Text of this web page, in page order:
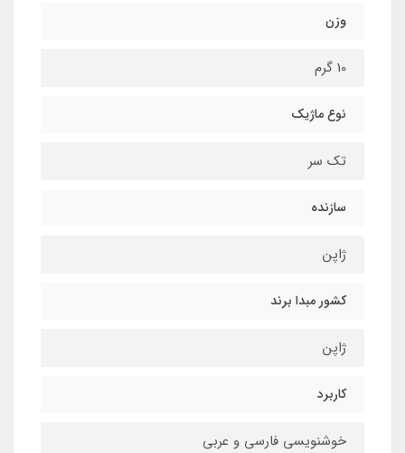
وزن
10 گرم
نوع ماژیک
تک سر
سازنده
ژاپن
کشور مبدا برند
ژاپن
کاربرد
خوشنویسی فارسی و عربی